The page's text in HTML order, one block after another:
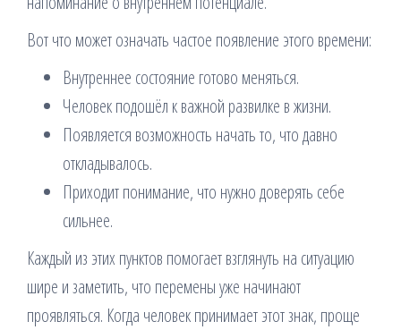
Вот что может означать частое появление этого времени:
Внутреннее состояние готово меняться.
Человек подошёл к важной развилке в жизни.
Появляется возможность начать то, что давно
откладывалось.
Приходит понимание, что нужно доверять себе
сильнее.
Каждый из этих пунктов помогает взглянуть на ситуацию
шире и заметить, что перемены уже начинают
проявляться. Когда человек принимает этот знак, проще